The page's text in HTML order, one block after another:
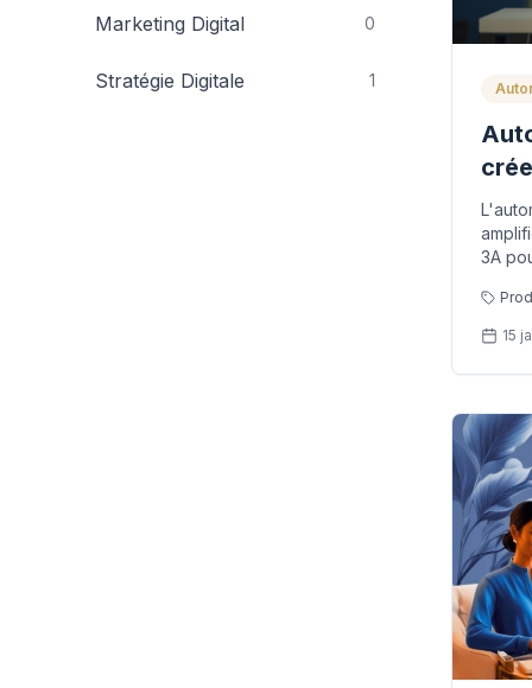
Marketing Digital 0
Stratégie Digitale 1
3A
15